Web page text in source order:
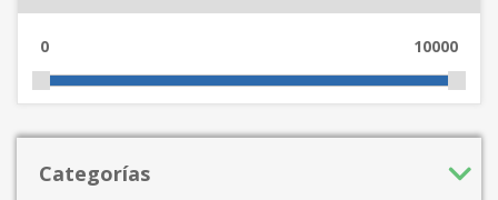
0 10000
Categorías